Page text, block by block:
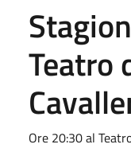
Teatro
Ore 20:30 al